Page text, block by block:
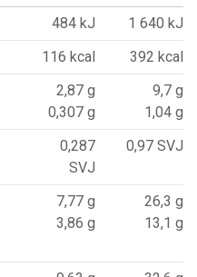
484 kJ
1 640 kJ
116 kcal
392 kcal
2,87 g
0,307 g
9,7 g
1,04 g
0,287
SVJ
0,97 SVJ
7,77 g
3,86 g
26,3 g
13,1 g